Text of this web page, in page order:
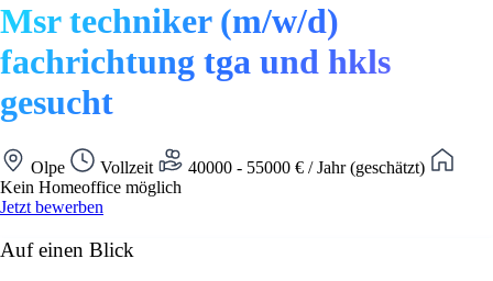
Msr techniker (m/w/d)
fachrichtung tga und hkls
gesucht
Olpe Vollzeit
40000 - 55000 € / Jahr (geschätzt)
Kein Homeoffice möglich
Jetzt bewerben
Auf einen Blick